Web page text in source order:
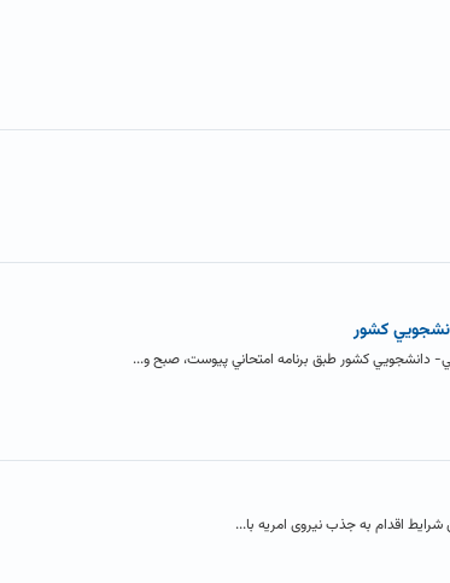
كشور
دانشجويي كشور طبق برنامه امتحاني پيوست، صبح و...
شرایط اقدام به جذب نیروی امریه با...